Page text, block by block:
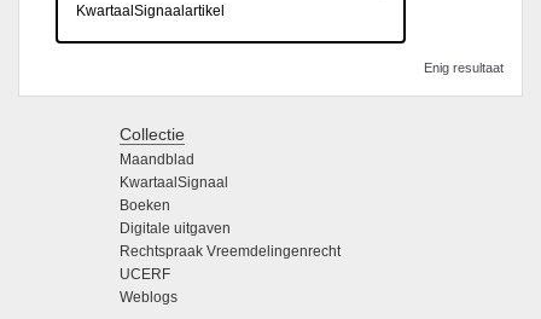
KwartaalSignaalartikel
Enig resultaat
Collectie
Maandblad
KwartaalSignaal
Boeken
Digitale uitgaven
Rechtspraak Vreemdelingenrecht
UCERF
Weblogs